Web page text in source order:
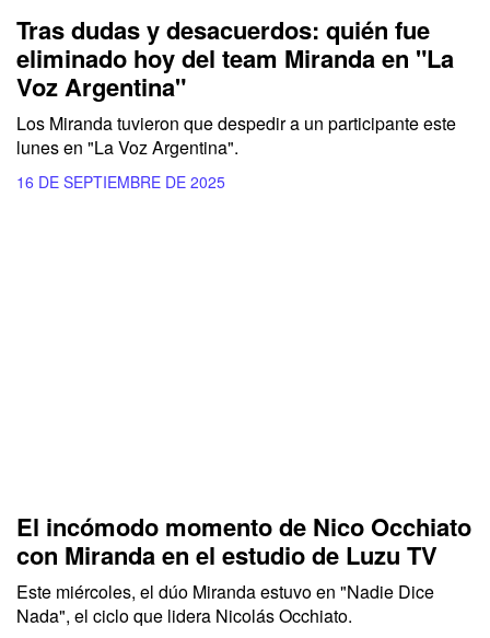
Tras dudas y desacuerdos: quién fue
eliminado hoy del team Miranda en "La
Voz Argentina"
Los Miranda tuvieron que despedir a un participante este
lunes en "La Voz Argentina".
16 DE SEPTIEMBRE DE 2025
El incómodo momento de Nico Occhiato
con Miranda en el estudio de Luzu TV
Este miércoles, el dúo Miranda estuvo en "Nadie Dice
Nada", el ciclo que lidera Nicolás Occhiato.